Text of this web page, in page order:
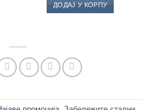
ДОДАЈ У КОРПУ